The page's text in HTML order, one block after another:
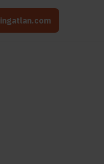
ingatlan.com